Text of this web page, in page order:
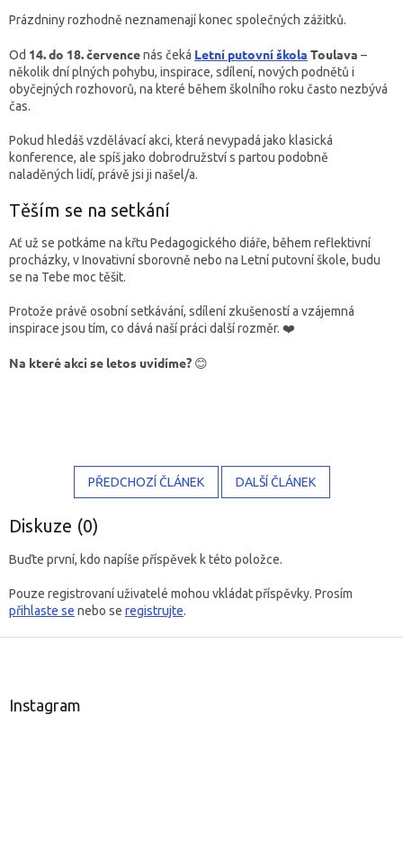
Prázdniny rozhodně neznamenají konec společných zážitků.
Od 14. do 18. červencenás čeká Letní putovní škola Toulava –
několik dní plných pohybu, inspirace, sdílení, nových podnětů i
obyčejných rozhovorů, na které během školního roku často nezbývá
čas.
Pokud hledáš vzdělávací akci, která nevypadá jako klasická
konference, ale spíš jako dobrodružství s partou podobně
naladěných lidí, právě jsi ji našel/a.
Těším se na setkání
Ať už se potkáme na křtu Pedagogického diáře, během reflektivní
procházky, v Inovativní sborovně nebo na Letní putovní škole, budu
se na Tebe moc těšit.
Protože právě osobní setkávání, sdílení zkušeností a vzájemná
inspirace jsou tím, co dává naší práci další rozměr. ❤️
Na které akci se letos uvidíme? 😊
PŘEDCHOZÍ ČLÁNEK DALŠÍ ČLÁNEK
Diskuze (0)
Buďte první, kdo napíše příspěvek k této položce.
Pouze registrovaní uživatelé mohou vkládat příspěvky. Prosím
přihlaste se nebo se registrujte.
Instagram